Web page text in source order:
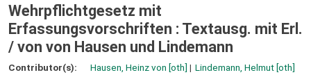
Wehrpflichtgesetz mit
Erfassungsvorschriften : Textausg. mit Erl.
/ von von Hausen und Lindemann
Contributor(s): Hausen, Heinz von [oth] Lindemann, Helmut [oth]